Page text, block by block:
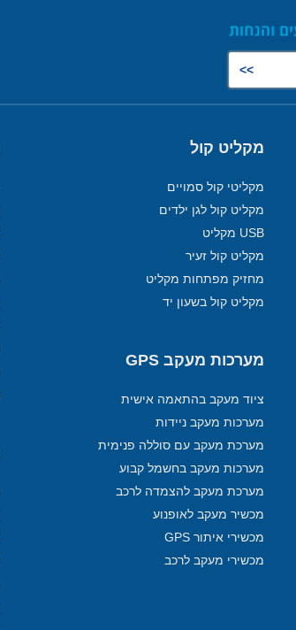
מקליט קול
מקליטי קול סמויים
מקליט קול לגן ילדים
USB מקליט
מקליט קול זעיר
מחזיק מפתחות מקליט
מקליט קול בשעון יד
מערכות מעקב GPS
ציוד מעקב בהתאמה אישית
מערכות מעקב ניידות
מערכת מעקב עם סוללה פנימית
מערכות מעקב בחשמל קבוע
מערכת מעקב להצמדה לרכב
מכשיר מעקב לאופנוע
מכשירי איתור GPS
מכשירי מעקב לרכב